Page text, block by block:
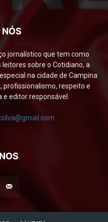
NÓS
jornalístico que tem como
sobre o Cotidiano, a
na cidade de Campina
profissionalismo, respeito e
e editor responsável.